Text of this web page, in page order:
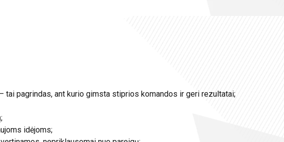
tai pagrindas, ant kurio gimsta stiprios komandos ir geri rezultatai;
idėjoms;